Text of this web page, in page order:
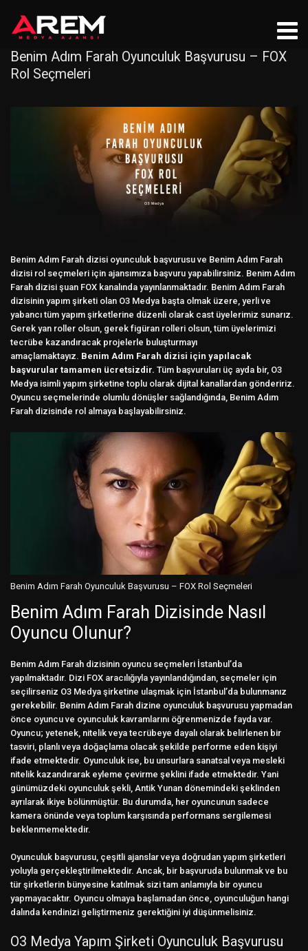
Benim Adım Farah Oyunculuk Başvurusu – FOX
Rol Seçmeleri
Benim Adım Farah dizisi oyunculuk başvurusu ve Benim Adım Farah
dizisi rol seçmeleri için ajansımıza başvuru yapabilirsiniz. Benim Adım
Farah dizisi şuan FOX kanalında yayınlanmaktadır. Benim Adım Farah
dizisinin yapım şirketi olan O3 Medya başta olmak üzere, yerli ve
yabancı tüm yapım şirketlerine düzenli olarak cast üyelerimiz sunarız.
Gerek yan roller olsun, gerek figüran rolleri olsun, tüm üyelerimizi
tecrübe kazandıracak projelerle buluşturmayı
amaçlamaktayız. Benim Adım Farah dizisi için yapılacak
başvurular tamamen ücretsizdir. Tüm başvuruları üç ayda bir, O3
Medya isimli yapım şirketine toplu olarak dijital kanallardan göndeririz.
Oyuncu seçmelerinde olumlu dönüşler sağlandığında, Benim Adım
Farah dizisinde rol almaya başlayabilirsiniz.
Benim Adım Farah Oyunculuk Başvurusu – FOX Rol Seçmeleri
Benim Adım Farah Dizisinde Nasıl
Oyuncu Olunur?
Benim Adım Farah dizisinin oyuncu seçmeleri İstanbul’da
yapılmaktadır. Dizi FOX aracılığıyla yayınlandığından, seçmeler için
seçilirseniz O3 Medya şirketine ulaşmak için İstanbul’da bulunmanız
gerekebilir. Benim Adım Farah dizine oyunculuk başvurusu yapmadan
önce oyuncu ve oyunculuk kavramlarını öğrenmenizde fayda var.
Oyuncu; yetenek, nitelik veya tecrübeye dayalı olarak belirlenen bir
tasviri, planlı veya doğaçlama olacak şekilde performe eden kişiyi
ifade etmektedir. Oyunculuk ise, bu unsurlara sanatsal veya mesleki
nitelik kazandırarak eyleme çevirme şeklini ifade etmektedir. Yani
günümüzdeki oyunculuk şekli, Antik Yunan dönemindeki şeklinden
ayrılarak ikiye bölünmüştür. Bu durumda, her oyuncunun sadece
kamera önünde veya toplum karşısında performans sergilemesi
beklenmemektedir.
Oyunculuk başvurusu, çeşitli ajanslar veya doğrudan yapım şirketleri
yoluyla gerçekleştirilmektedir. Ancak, bir başvuruda bulunmak ve bu
tür şirketlerin bünyesine katılmak sizi tam anlamıyla bir oyuncu
yapmayacaktır. Oyuncu olmaya başlamadan önce, oyunculuğun hangi
dalında kendinizi geliştirmeniz gerektiğini iyi düşünmelisiniz.
O3 Medya Yapım Şirketi Oyunculuk Başvurusu